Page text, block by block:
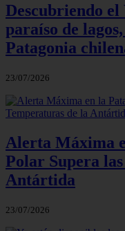
Descubriendo
paraíso de
Patagonia
23/07/2026
Alerta Máxima
Polar Supera
Antártida
23/07/2026